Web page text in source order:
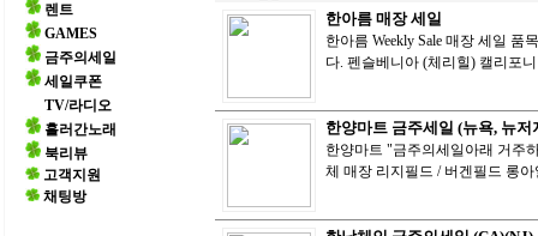
렌트
GAMES
금주의세일
세일쿠폰
TV/라디오
흘러간노래
북리뷰
고객지원
채팅방
한아름 매장 세일
한아름 Weekly Sale 매장 세일
다. 펜슬베니아 (체리힐) 캘리포
한양마트 금주세일 (뉴욕, 뉴저
한양마트 "금주의세일아래 거주
체 매장 리지필드 / 버겐필드 롱